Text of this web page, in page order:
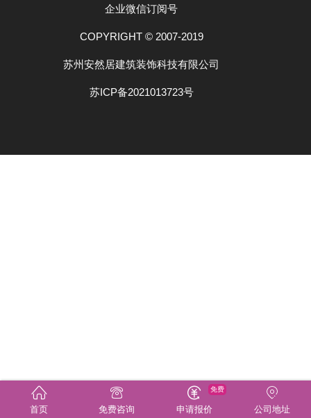
企业微信订阅号
COPYRIGHT © 2007-2019
苏州安然居建筑装饰科技有限公司
苏ICP备2021013723号
首页 免费咨询 申请报价
免费
公司地址